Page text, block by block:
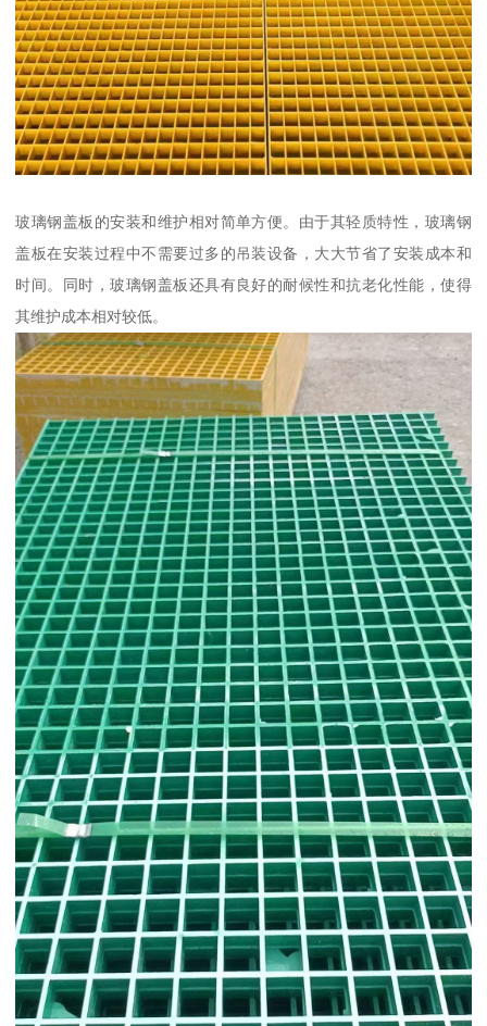
玻璃钢盖板的安装和维护相对简单方便。由于其轻质特性，玻璃钢
盖板在安装过程中不需要过多的吊装设备，大大节省了安装成本和
时间。同时，玻璃钢盖板还具有良好的耐候性和抗老化性能，使得
其维护成本相对较低。